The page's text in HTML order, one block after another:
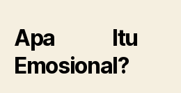
Apa Itu
Emosional?